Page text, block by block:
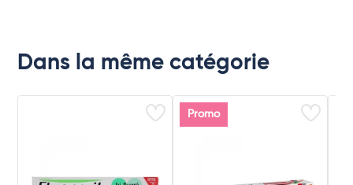
Dans la même catégorie
Promo